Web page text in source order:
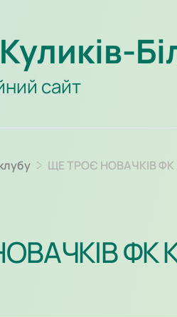
сайт
ЩЕ ТРОЄ НОВАЧКІВ ФК
ФК